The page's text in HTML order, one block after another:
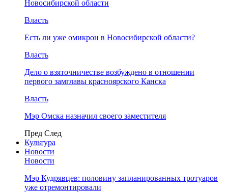
Новосибирской области
Власть
Есть ли уже омикрон в Новосибирской области?
Власть
Дело о взяточничестве возбуждено в отношении
первого замглавы красноярского Канска
Власть
Мэр Омска назначил своего заместителя
Пред След
Культура
Новости
Новости
Мэр Кудрявцев: половину запланированных тротуаров
уже отремонтировали